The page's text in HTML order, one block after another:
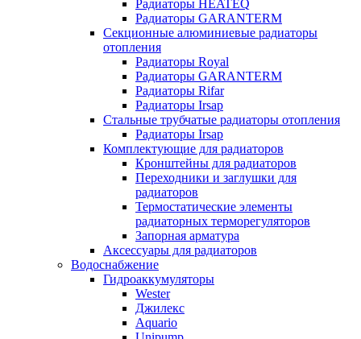
Радиаторы HEATEQ
Радиаторы GARANTERM
Секционные алюминиевые радиаторы
отопления
Радиаторы Royal
Радиаторы GARANTERM
Радиаторы Rifar
Радиаторы Irsap
Стальные трубчатые радиаторы отопления
Радиаторы Irsap
Комплектующие для радиаторов
Кронштейны для радиаторов
Переходники и заглушки для
радиаторов
Термостатические элементы
радиаторных терморегуляторов
Запорная арматура
Аксессуары для радиаторов
Водоснабжение
Гидроаккумуляторы
Wester
Джилекс
Aquario